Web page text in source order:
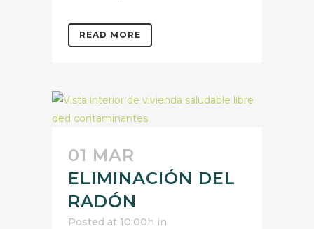
READ MORE
01 MAR
ELIMINACIÓN DEL
RADÓN
Posted at 10:00h in